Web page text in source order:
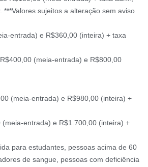
***Valores sujeitos a alteração sem aviso
entrada) e R$360,00 (inteira) + taxa
R$400,00 (meia-entrada) e R$800,00
(meia-entrada) e R$980,00 (inteira) +
(meia-entrada) e R$1.700,00 (inteira) +
para estudantes, pessoas acima de 60
de sangue, pessoas com deficiência